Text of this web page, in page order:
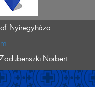
Nyíregyháza
Norbert